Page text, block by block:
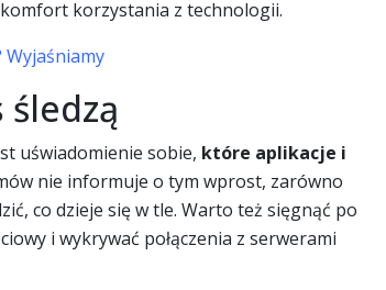
korzystania z technologii.
Wyjaśniamy
śledzą
uświadomienie sobie, które aplikacje i
nie informuje o tym wprost, zarówno
co dzieje się w tle. Warto też sięgnąć po
i wykrywać połączenia z serwerami